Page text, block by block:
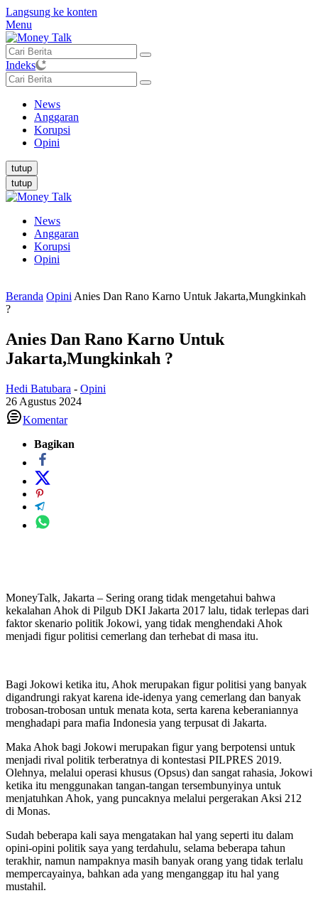
Langsung ke konten
Menu
Indeks
News
Anggaran
Korupsi
Opini
tutup
tutup
News
Anggaran
Korupsi
Opini
Beranda Opini Anies Dan Rano Karno Untuk Jakarta,Mungkinkah
?
Anies Dan Rano Karno Untuk
Jakarta,Mungkinkah ?
Hedi Batubara - Opini
26 Agustus 2024
Komentar
Bagikan
MoneyTalk, Jakarta – Sering orang tidak mengetahui bahwa
kekalahan Ahok di Pilgub DKI Jakarta 2017 lalu, tidak terlepas dari
faktor skenario politik Jokowi, yang tidak menghendaki Ahok
menjadi figur politisi cemerlang dan terhebat di masa itu.
Bagi Jokowi ketika itu, Ahok merupakan figur politisi yang banyak
digandrungi rakyat karena ide-idenya yang cemerlang dan banyak
trobosan-trobosan untuk menata kota, serta karena keberaniannya
menghadapi para mafia Indonesia yang terpusat di Jakarta.
Maka Ahok bagi Jokowi merupakan figur yang berpotensi untuk
menjadi rival politik terberatnya di kontestasi PILPRES 2019.
Olehnya, melalui operasi khusus (Opsus) dan sangat rahasia, Jokowi
ketika itu menggunakan tangan-tangan tersembunyinya untuk
menjatuhkan Ahok, yang puncaknya melalui pergerakan Aksi 212
di Monas.
Sudah beberapa kali saya mengatakan hal yang seperti itu dalam
opini-opini politik saya yang terdahulu, selama beberapa tahun
terakhir, namun nampaknya masih banyak orang yang tidak terlalu
mempercayainya, bahkan ada yang menganggap itu hal yang
mustahil.